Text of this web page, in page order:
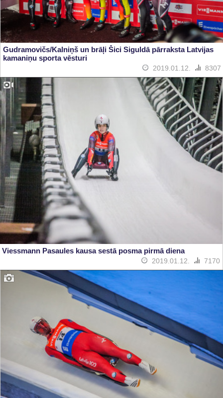
Gudramovičs/Kalniņš un brāļi Šici Siguldā pārraksta Latvijas
kamaniņu sporta vēsturi
2019.01.12. 8307
Viessmann Pasaules kausa sestā posma pirmā diena
2019.01.12. 7170